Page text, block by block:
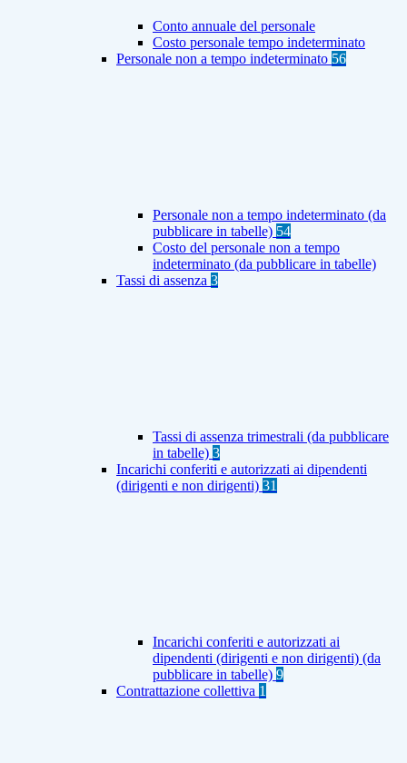
Conto annuale del personale
Costo personale tempo indeterminato
Personale non a tempo indeterminato 56
Personale non a tempo indeterminato (da
pubblicare in tabelle) 54
Costo del personale non a tempo
indeterminato (da pubblicare in tabelle)
Tassi di assenza 3
Tassi di assenza trimestrali (da pubblicare
in tabelle) 3
Incarichi conferiti e autorizzati ai dipendenti
(dirigenti e non dirigenti) 31
Incarichi conferiti e autorizzati ai
dipendenti (dirigenti e non dirigenti) (da
pubblicare in tabelle) 9
Contrattazione collettiva 1